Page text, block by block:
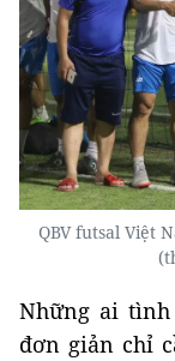
QBV futsal Việt
Những ai tình
đơn giản chỉ